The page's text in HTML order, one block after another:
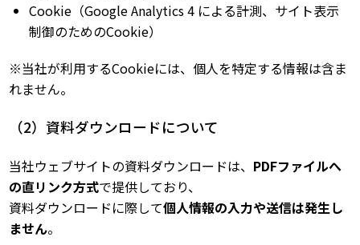
Cookie（Google Analytics 4 による計測、サイト表示
制御のためのCookie）
※当社が利用するCookieには、個人を特定する情報は含ま
れません。
（2）資料ダウンロードについて
当社ウェブサイトの資料ダウンロードは、 PDFファイルへ
の直リンク方式で提供しており、
資料ダウンロードに際して個人情報の入力や送信は発生し
ません。